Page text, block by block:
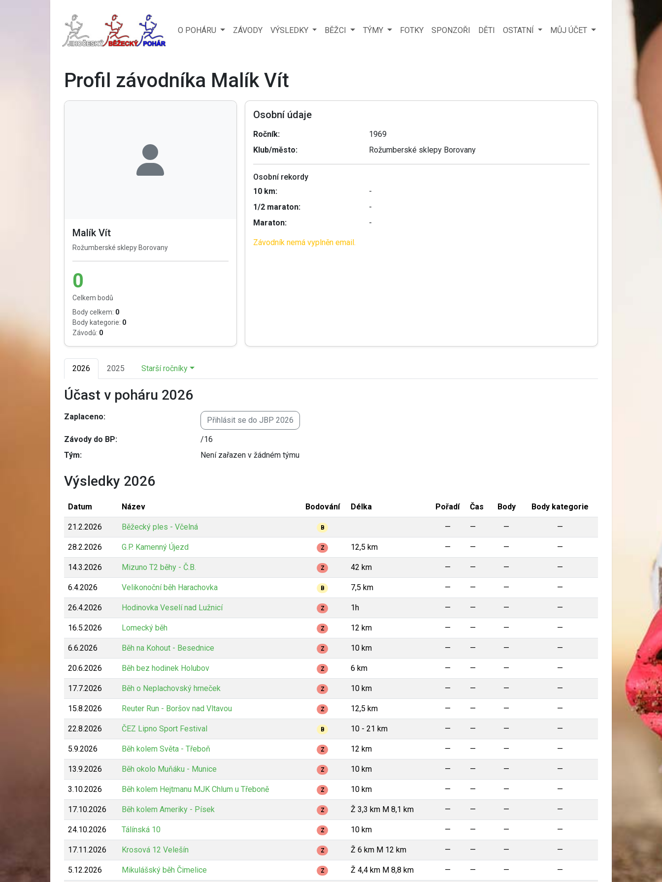
O POHÁRU ZÁVODY VÝSLEDKY BĚŽCI TÝMY FOTKY SPONZOŘI DĚTI OSTATNÍ MŮJ ÚČET
Profil závodníka Malík Vít
Malík Vít
Rožumberské sklepy Borovany
0
Celkem bodů
Body celkem: 0
Body kategorie: 0
Závodů: 0
Osobní údaje
Ročník:
1969
Klub/město:
Rožumberské sklepy Borovany
Osobní rekordy
10 km:
-
1/2 maraton:
-
Maraton:
-
Závodník nemá vyplněn email.
2026 2025 Starší ročníky
Účast v poháru 2026
Zaplaceno: Přihlásit se do JBP 2026
Závody do BP:
/16
Tým:
Není zařazen v žádném týmu
Výsledky 2026
Datum Název Bodování Délka Pořadí Čas Body Body kategorie
21.2.2026 Běžecký ples - Včelná B — — — —
28.2.2026 G.P. Kamenný Újezd Z 12,5 km — — — —
14.3.2026 Mizuno T2 běhy - Č.B. Z 42 km — — — —
6.4.2026 Velikonoční běh Harachovka B 7,5 km — — — —
26.4.2026 Hodinovka Veselí nad Lužnicí Z 1h — — — —
16.5.2026 Lomecký běh Z 12 km — — — —
6.6.2026 Běh na Kohout - Besednice Z 10 km — — — —
20.6.2026 Běh bez hodinek Holubov Z 6 km — — — —
17.7.2026 Běh o Neplachovský hrneček Z 10 km — — — —
15.8.2026 Reuter Run - Boršov nad Vltavou Z 12,5 km — — — —
22.8.2026 ČEZ Lipno Sport Festival B 10 - 21 km — — — —
5.9.2026 Běh kolem Světa - Třeboň Z 12 km — — — —
13.9.2026 Běh okolo Muňáku - Munice Z 10 km — — — —
3.10.2026 Běh kolem Hejtmanu MJK Chlum u Třeboně Z 10 km — — — —
17.10.2026 Běh kolem Ameriky - Písek Z Ž 3,3 km M 8,1 km — — — —
24.10.2026 Tálínská 10 Z 10 km — — — —
17.11.2026 Krosová 12 Velešín Z Ž 6 km M 12 km — — — —
5.12.2026 Mikulášský běh Čimelice Z Ž 4,4 km M 8,8 km — — — —